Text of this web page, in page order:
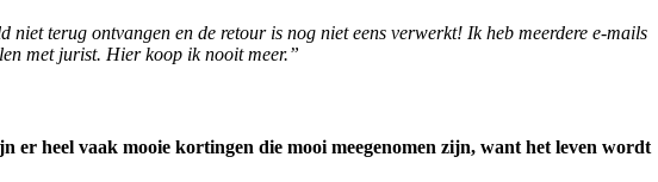
terug ontvangen en de retour is nog niet eens verwerkt! Ik heb meerdere e-mails
met jurist. Hier koop ik nooit meer.”
heel vaak mooie kortingen die mooi meegenomen zijn, want het leven wordt